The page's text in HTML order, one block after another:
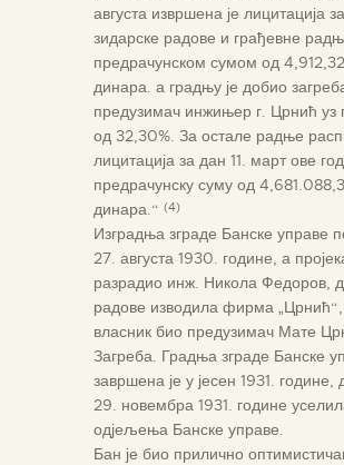
августа извршена је лицитација
зидарске радове и грађевне
предрачунском сумом од
динара. а градњу је добио
предузимач инжињер г. Црнић уз
од 32,30%. За остале радње
лицитација за дан 11. март ове
предрачунску суму од
динара.“ (4)
Изградња зграде Банске управе
27. августа 1930. године, а
разрадио инж. Никола Федоров,
радове изводила фирма „Црнић“,
власник био предузимач Мате
Загреба. Градња зграде Банске
завршена је у јесен 1931. године,
29. новембра 1931. године
одјељења Банске управе.
Бан је био прилично